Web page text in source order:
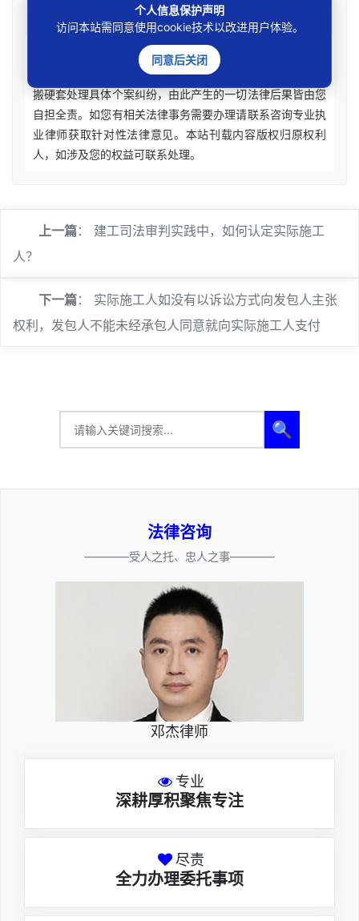
免责声明
本站所刊资讯仅为学术观点交流，不构成任何形式法律
意见建议。法律适用存在地域、时效、个案等差异，请勿生
搬硬套处理具体个案纠纷，由此产生的一切法律后果皆由您
自担全责。如您有相关法律事务需要办理请联系咨询专业执
业律师获取针对性法律意见。本站刊载内容版权归原权利
人，如涉及您的权益可联系处理。
上一篇： 建工司法审判实践中，如何认定实际施工
人？
下一篇： 实际施工人如没有以诉讼方式向发包人主张
权利，发包人不能未经承包人同意就向实际施工人支付
🔍
法律咨询
————受人之托、忠人之事————
邓杰律师
专业
深耕厚积聚焦专注
尽责
全力办理委托事项
个人信息保护声明
访问本站需同意使用cookie技术以改进用户体验。
同意后关闭